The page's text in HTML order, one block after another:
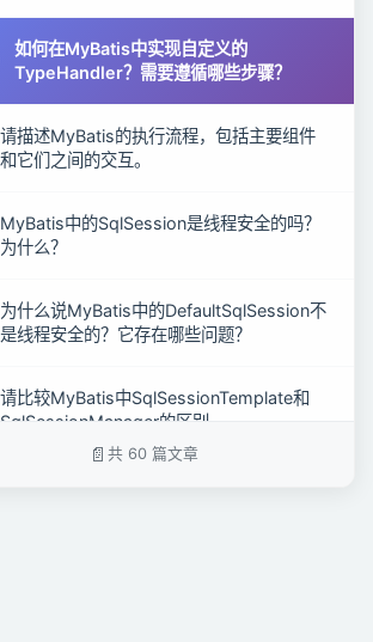
如何在MyBatis中实现自定义的
TypeHandler？需要遵循哪些步骤？
请描述MyBatis的执行流程，包括主要组件
和它们之间的交互。
MyBatis中的SqlSession是线程安全的吗？
为什么？
为什么说MyBatis中的DefaultSqlSession不
是线程安全的？它存在哪些问题？
请比较MyBatis中SqlSessionTemplate和
SqlSessionManager的区别
共 60 篇文章